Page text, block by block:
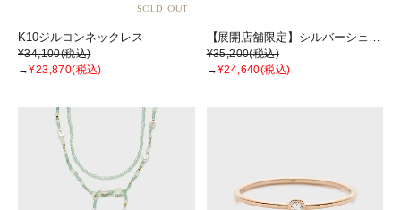
SOLD OUT
K10ジルコンネックレス
¥34,100(税込)
→¥23,870(税込)
¥35,200(税込)
→¥24,640(税込)